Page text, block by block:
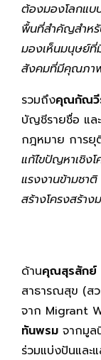
ต้องมองโลกแบ
พื้นที่สำคัญสำหรับ
มองเห็นมนุษย์ที่มี
สังคมที่มีคุณภา
รวมถึงคุณกัณวี
บัญชีรายชื่อ แล
กฎหมาย การยุ
แก้ไขปัญหาเชิงโ
แรงงานข้ามชาติ
สร้างโครงสร้า
ด้านคุณสุรสักย์
สาธารณสุข (ส
จาก Migrant
ทันพรม จากมูล
ร่วมแบ่งปันและ